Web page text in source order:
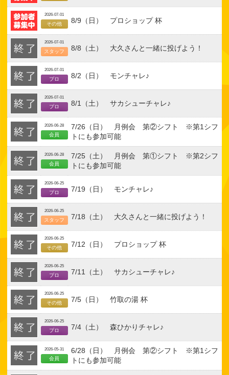
2026-07-01
その他 8/9（日） プロショップ 杯
2026-07-01
スタッフ 8/8（土） 大久さんと一緒に投げよう！
2026-07-01
プロ 8/2（日） モンチャレ♪
2026-07-01
プロ 8/1（土） サカシューチャレ♪
2026-06-28
会員
7/26（日） 月例会 第②シフト ※第1シフ
トにも参加可能
2026-06-28
会員
7/25（土） 月例会 第①シフト ※第2シフ
トにも参加可能
2026-06-25
プロ 7/19（日） モンチャレ♪
2026-06-25
スタッフ 7/18（土） 大久さんと一緒に投げよう！
2026-06-25
その他 7/12（日） プロショップ 杯
2026-06-25
プロ 7/11（土） サカシューチャレ♪
2026-06-25
その他 7/5（日） 竹取の湯 杯
2026-06-25
プロ 7/4（土） 森ひかりチャレ♪
2026-05-31
会員
6/28（日） 月例会 第②シフト ※第1シフ
トにも参加可能